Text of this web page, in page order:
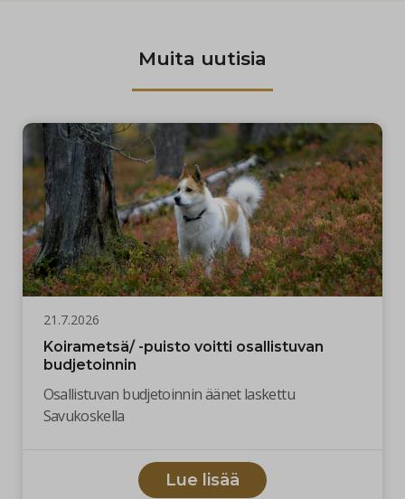
Muita uutisia
21.7.2026
Koirametsä/ -puisto voitti osallistuvan
budjetoinnin
Osallistuvan budjetoinnin äänet laskettu
Savukoskella
Lue lisää